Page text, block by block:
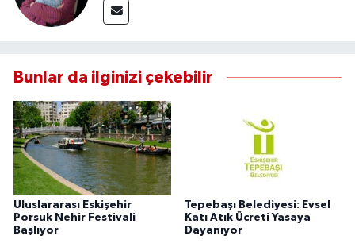
Bunlar da ilginizi çekebilir
Uluslararası Eskişehir
Porsuk Nehir Festivali
Başlıyor
Tepebaşı Belediyesi: Evsel
Katı Atık Ücreti Yasaya
Dayanıyor